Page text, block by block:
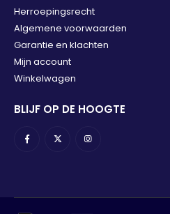
Herroepingsrecht
Algemene voorwaarden
Garantie en klachten
Mijn account
Winkelwagen
BLIJF OP DE HOOGTE